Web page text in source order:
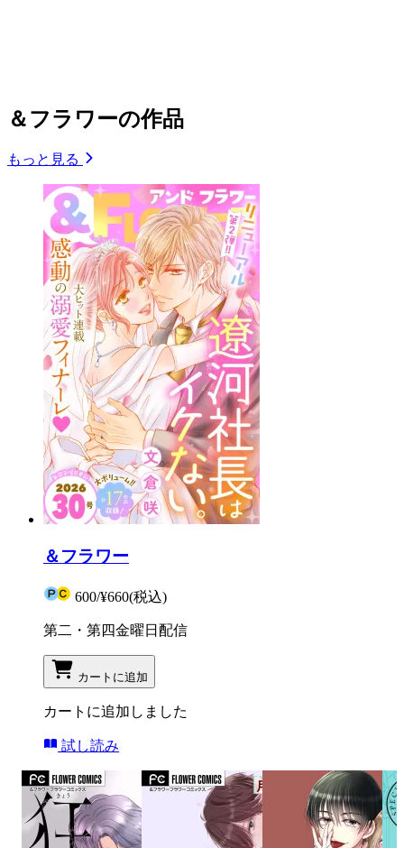
＆フラワーの作品
もっと見る
＆フラワー
600/¥660(税込)
第二・第四金曜日配信
カートに追加
カートに追加しました
試し読み